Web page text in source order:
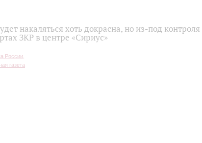
накаляться хоть докрасна, но из-под
ЗКР в центре «Сириус»